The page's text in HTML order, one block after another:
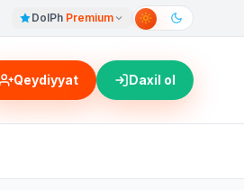
DolPh Premium
Qeydiyyat Daxil ol